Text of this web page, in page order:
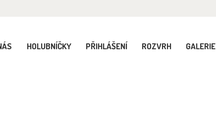
HOLUBNÍČKY PŘIHLÁŠENÍ ROZVRH GALERIE